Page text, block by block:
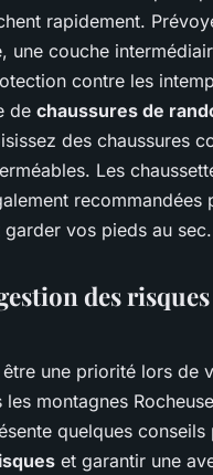
rapidement.
une couche
contre les
de chaussures de
des chaussures
Les
recommandées
garder vos pieds au sec.
des
une priorité lors de
montagnes
quelques conseils
et garantir une